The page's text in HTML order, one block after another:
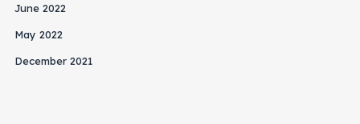
June 2022
May 2022
December 2021